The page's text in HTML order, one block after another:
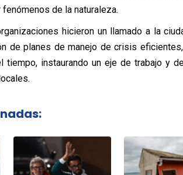
de la naturaleza.
hicieron un llamado a la
de planes de manejo de crisis
tiempo, instaurando un eje de trabajo y